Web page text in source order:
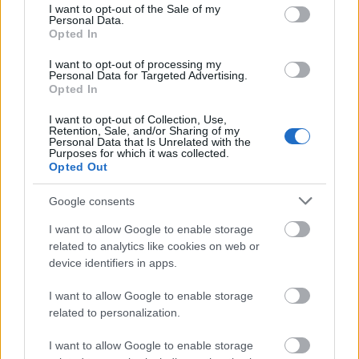
consent section.
I want to opt-out of the Sale of my
Personal Data.
Opted In
I want to opt-out of processing my
Personal Data for Targeted Advertising.
Opted In
I want to opt-out of Collection, Use,
Retention, Sale, and/or Sharing of my
Personal Data that Is Unrelated with the
Purposes for which it was collected.
Opted Out
Google consents
I want to allow Google to enable storage
related to analytics like cookies on web or
device identifiers in apps.
I want to allow Google to enable storage
related to personalization.
I want to allow Google to enable storage
Słownika interpunkcyjnego
Czy stawiamy przecinek przed
niźliby? — O przecinku przedniżeliby
niźliby
Czy stawiamy przecinek przedacz? A za nim?
Czy stawiamy przecinek przedaniżeliby
— O
przecinku przedaniżeliby
Czy stawiamy przecinek przed
przecinku przedco do
Czy stawiamy przecinek przed
O przecinku przedlub raczej